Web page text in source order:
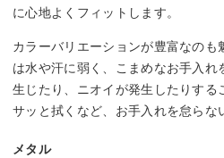
に心地よくフィットします。
カラーバリエーションが豊富なのも
は水や汗に弱く、こまめなお手入
生じたり、ニオイが発生したりする
サッと拭くなど、お手入れを怠らな
メタル